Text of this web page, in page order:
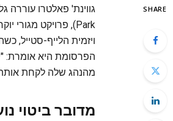
SHARE
ויזמית הלייף-סטייל,
הפרסומת היא אומרת:
מהנהג שלה לקחת אותה ל-"פארק 51". כשהוא משיב לה, "בניו יורק?", היא
מדובר ביטוי